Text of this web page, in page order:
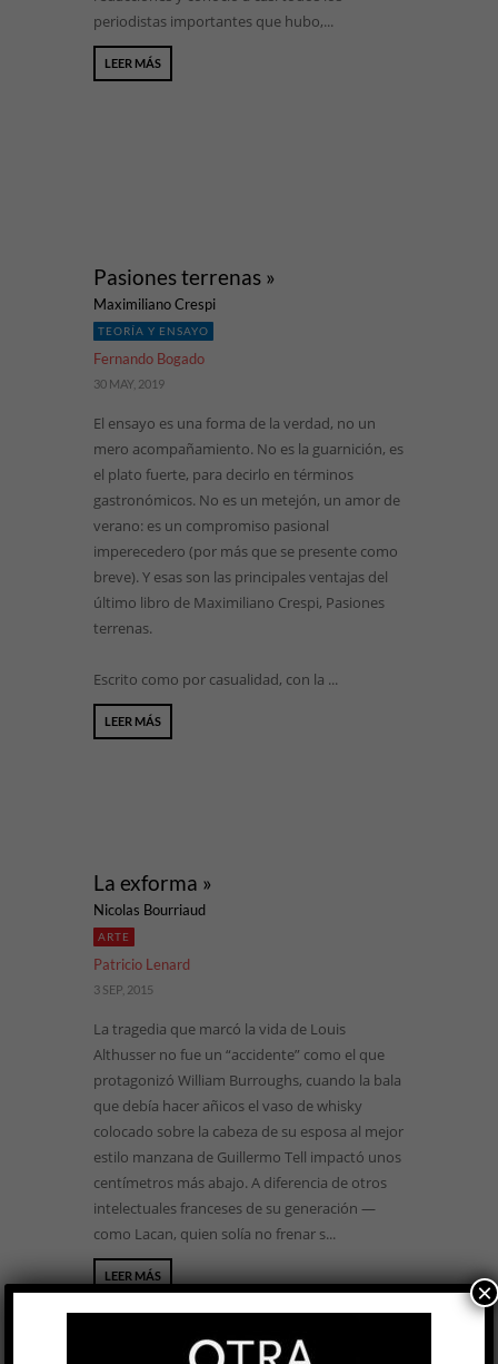
periodistas importantes que hubo,...
LEER MÁS
Pasiones terrenas »
Maximiliano Crespi
TEORÍA Y ENSAYO
Fernando Bogado
30 MAY, 2019
El ensayo es una forma de la verdad, no un
mero acompañamiento. No es la guarnición, es
el plato fuerte, para decirlo en términos
gastronómicos. No es un metejón, un amor de
verano: es un compromiso pasional
imperecedero (por más que se presente como
breve). Y esas son las principales ventajas del
último libro de Maximiliano Crespi, Pasiones
terrenas.
Escrito como por casualidad, con la ...
LEER MÁS
La exforma »
Nicolas Bourriaud
ARTE
Patricio Lenard
3 SEP, 2015
La tragedia que marcó la vida de Louis
Althusser no fue un “accidente” como el que
protagonizó William Burroughs, cuando la bala
que debía hacer añicos el vaso de whisky
colocado sobre la cabeza de su esposa al mejor
estilo manzana de Guillermo Tell impactó unos
centímetros más abajo. A diferencia de otros
intelectuales franceses de su generación —
como Lacan, quien solía no frenar s...
LEER MÁS
×